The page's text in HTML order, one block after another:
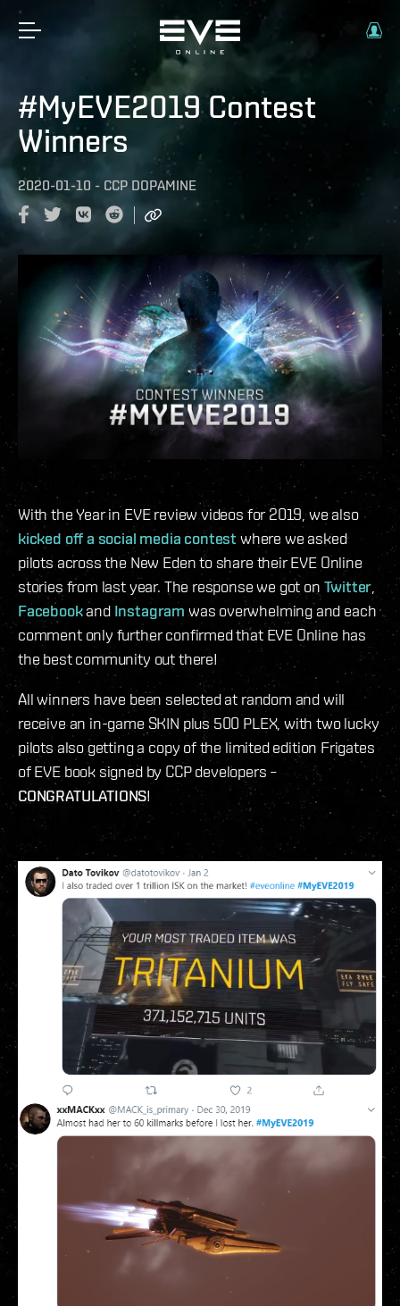
#MyEVE2019 Contest
Winners
2020-01-10 - CCP DOPAMINE
With the Year in EVE review videos for 2019, we also
kicked off a social media contest where we asked
pilots across the New Eden to share their EVE Online
stories from last year. The response we got on Twitter
Facebookand Instagram was overwhelming and each
comment only further confirmed that EVE Online has
the best community out there!
All winners have been selected at random and will
receive an in-game SKIN plus 500 PLEX, with two lucky
pilots also getting a copy of the limited edition Frigates
of EVE book signed by CCP developers –
CONGRATULATIONS!